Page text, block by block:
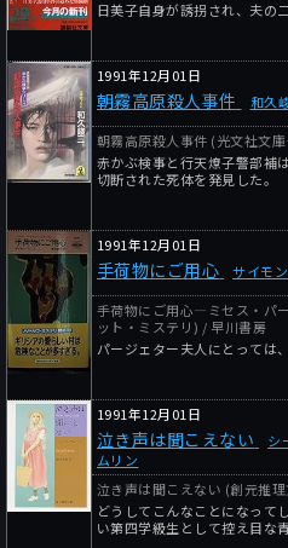
日美子自身が誘拐され、夫の
1991年12月01日
朝霧高原殺人事件 和久
朝霧高原殺人事件 (光文社文
赤かぶ検事と行天燎子警部補
切断された死体を発見した。
1991年12月01日
手荷物にご用心 サイモ
手荷物にご用心―ミセス・パ
ット・ミステリ) / 早川書房
パージェター夫人にとっては
1991年12月01日
泣き声は聞こえない
シ
ムリン
泣き声は聞こえない (創元推
どうしてこんなことになって
い第四学級生として控え目な